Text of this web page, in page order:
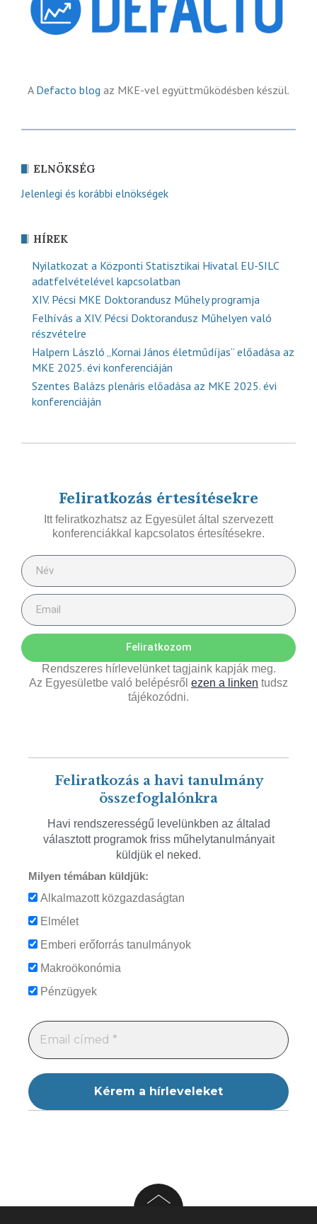
A Defacto blog az MKE-vel együttműködésben készül.
ELNÖKSÉG
Jelenlegi és korábbi elnökségek
HÍREK
Nyilatkozat a Központi Statisztikai Hivatal EU-SILC
adatfelvételével kapcsolatban
XIV. Pécsi MKE Doktorandusz Műhely programja
Felhívás a XIV. Pécsi Doktorandusz Műhelyen való
részvételre
Halpern László „Kornai János életműdíjas” előadása az
MKE 2025. évi konferenciáján
Szentes Balázs plenáris előadása az MKE 2025. évi
konferenciáján
Feliratkozás értesítésekre
Itt feliratkozhatsz az Egyesület által szervezett
konferenciákkal kapcsolatos értesítésekre.
Feliratkozom
Rendszeres hírlevelünket tagjaink kapják meg.
Az Egyesületbe való belépésről ezen a linken tudsz
tájékozódni.
Feliratkozás a havi tanulmány
összefoglalónkra
Havi rendszerességű levelünkben az általad
választott programok friss műhelytanulmányait
küldjük el neked.
Milyen témában küldjük:
Alkalmazott közgazdaságtan
Elmélet
Emberi erőforrás tanulmányok
Makroökonómia
Pénzügyek